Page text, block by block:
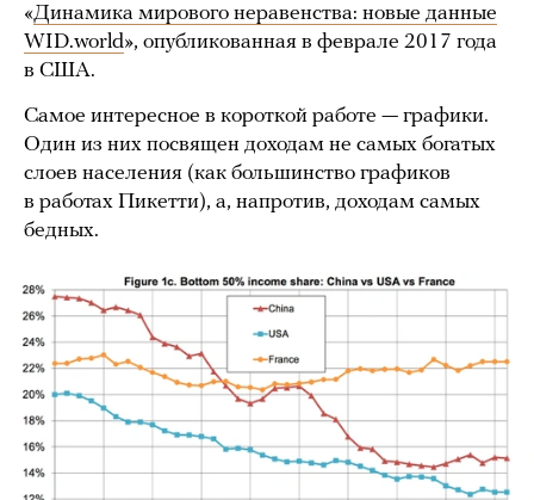
«Динамика мирового неравенства: новые данные
WID.world», опубликованная в феврале 2017 года
в США.
Самое интересное в короткой работе — графики.
Один из них посвящен доходам не самых богатых
слоев населения (как большинство графиков
в работах Пикетти), а, напротив, доходам самых
бедных.